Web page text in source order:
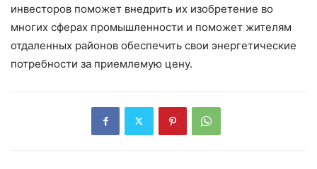
инвесторов поможет внедрить их изобретение во
многих сферах промышленности и поможет жителям
отдаленных районов обеспечить свои энергетические
потребности за приемлемую цену.